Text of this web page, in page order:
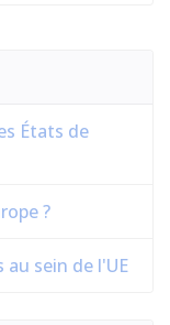
États de
?
sein de l'UE